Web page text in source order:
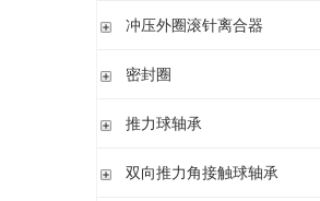
开式、满装滚针单元、无密封
无内圈
带内圈 开式
带内圈 密封
无挡边无内圈 开式
冲压外圈滚针离合器
不带轴承 带滚花或不带滚花
密封圈
密封圈
推力球轴承
单向推力球轴承
双向推力角接触球轴承